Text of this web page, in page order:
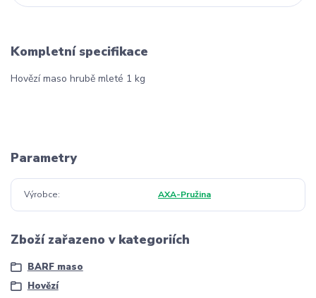
Kompletní specifikace
Hovězí maso hrubě mleté 1 kg
Parametry
Výrobce AXA-Pružina
Zboží zařazeno v kategoriích
BARF maso
Hovězí